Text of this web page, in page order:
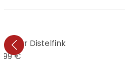
- Der Distelfink
€